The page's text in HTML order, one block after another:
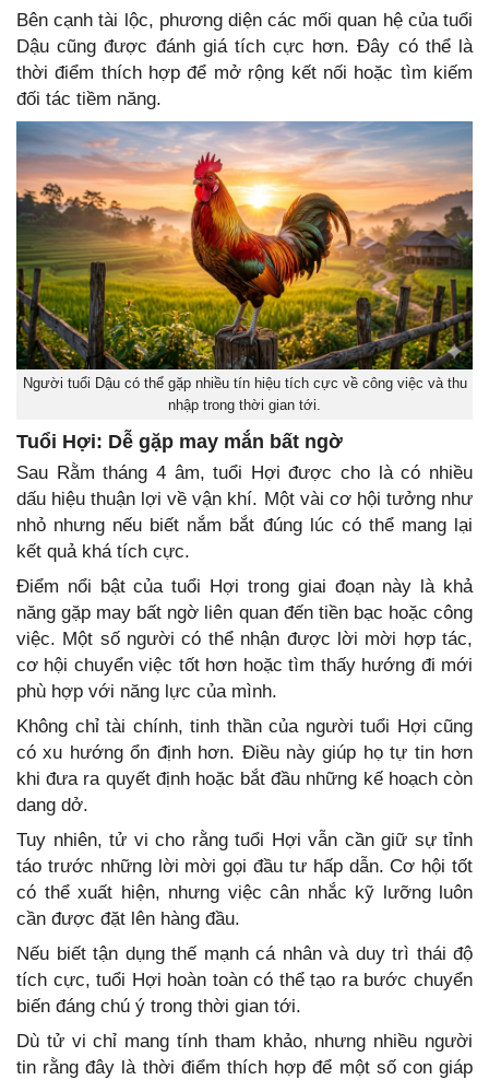
Bên cạnh tài lộc, phương diện các mối quan hệ của tuổi
Dậu cũng được đánh giá tích cực hơn. Đây có thể là
thời điểm thích hợp để mở rộng kết nối hoặc tìm kiếm
đối tác tiềm năng.
Người tuổi Dậu có thể gặp nhiều tín hiệu tích cực về công việc và thu
nhập trong thời gian tới.
Tuổi Hợi: Dễ gặp may mắn bất ngờ
Sau Rằm tháng 4 âm, tuổi Hợi được cho là có nhiều
dấu hiệu thuận lợi về vận khí. Một vài cơ hội tưởng như
nhỏ nhưng nếu biết nắm bắt đúng lúc có thể mang lại
kết quả khá tích cực.
Điểm nổi bật của tuổi Hợi trong giai đoạn này là khả
năng gặp may bất ngờ liên quan đến tiền bạc hoặc công
việc. Một số người có thể nhận được lời mời hợp tác,
cơ hội chuyển việc tốt hơn hoặc tìm thấy hướng đi mới
phù hợp với năng lực của mình.
Không chỉ tài chính, tinh thần của người tuổi Hợi cũng
có xu hướng ổn định hơn. Điều này giúp họ tự tin hơn
khi đưa ra quyết định hoặc bắt đầu những kế hoạch còn
dang dở.
Tuy nhiên, tử vi cho rằng tuổi Hợi vẫn cần giữ sự tỉnh
táo trước những lời mời gọi đầu tư hấp dẫn. Cơ hội tốt
có thể xuất hiện, nhưng việc cân nhắc kỹ lưỡng luôn
cần được đặt lên hàng đầu.
Nếu biết tận dụng thế mạnh cá nhân và duy trì thái độ
tích cực, tuổi Hợi hoàn toàn có thể tạo ra bước chuyển
biến đáng chú ý trong thời gian tới.
Dù tử vi chỉ mang tính tham khảo, nhưng nhiều người
tin rằng đây là thời điểm thích hợp để một số con giáp